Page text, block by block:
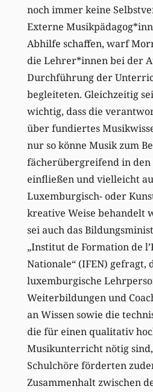
noch immer keine
Externe
Abhilfe schaffen, warf
die Lehrer*innen bei der
Durchführung der
begleiteten. Gleichzeitig
wichtig, dass die
über fundiertes
nur so könne Musik zum
fächerübergreifend in
einfließen und vielleicht
Luxemburgisch- oder
kreative Weise behandelt
sei auch das
„Institut de Formation de
Nationale“ (IFEN) gefragt,
luxemburgische
Weiterbildungen und
an Wissen sowie die
die für einen qualitativ
Musikunterricht nötig
Schulchöre förderten
Zusammenhalt zwischen